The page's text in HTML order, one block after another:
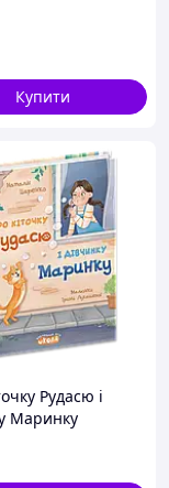
Купити
Рудасю і
Маринку